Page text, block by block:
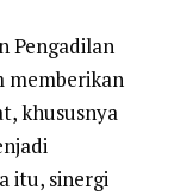
Pengadilan
memberikan
khususnya
itu, sinergi